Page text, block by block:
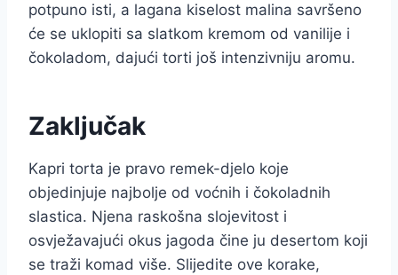
potpuno isti, a lagana kiselost malina savršeno
će se uklopiti sa slatkom kremom od vanilije i
čokoladom, dajući torti još intenzivniju aromu.
Zaključak
Kapri torta je pravo remek-djelo koje
objedinjuje najbolje od voćnih i čokoladnih
slastica. Njena raskošna slojevitost i
osvježavajući okus jagoda čine ju desertom koji
se traži komad više. Slijedite ove korake,